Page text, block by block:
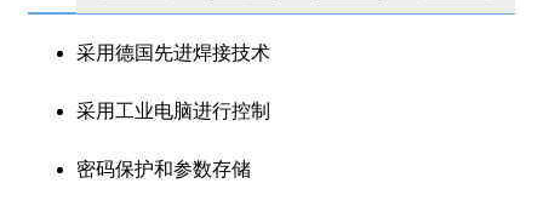
采用德国先进焊接技术
采用工业电脑进行控制
密码保护和参数存储